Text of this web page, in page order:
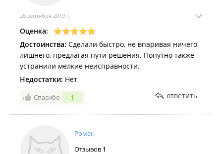
26 сентября 2019 г.
Оценка:
Достоинства: Сделали быстро, не впаривая ничего
лишнего, предлагая пути решения. Попутно также
устранили мелкие неисправности.
Недостатки: Нет
Спасибо 1 ответить
Роман
Отзывов 1